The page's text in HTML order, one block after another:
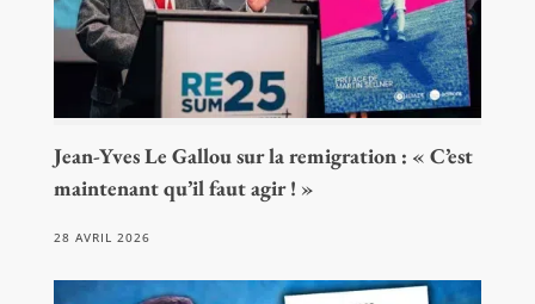
Jean-Yves Le Gallou sur la remigration : « C’est
maintenant qu’il faut agir ! »
28 AVRIL 2026